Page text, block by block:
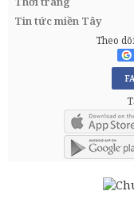
Tin tức miền Tây
Theo